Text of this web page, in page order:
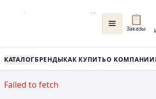
📋
Заказы
КАТАЛОГБРЕНДЫКАК КУПИТЬО КОМПАНИИ
Failed to fetch